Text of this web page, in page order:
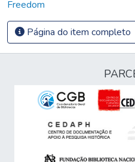
Freedom
Página do item completo